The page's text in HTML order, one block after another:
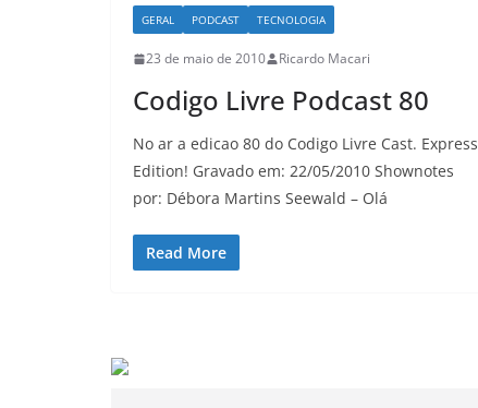
GERAL PODCAST TECNOLOGIA
23 de maio de 2010 Ricardo Macari
Codigo Livre Podcast 80
No ar a edicao 80 do Codigo Livre Cast. Express
Edition! Gravado em: 22/05/2010 Shownotes
por: Débora Martins Seewald – Olá
Read More